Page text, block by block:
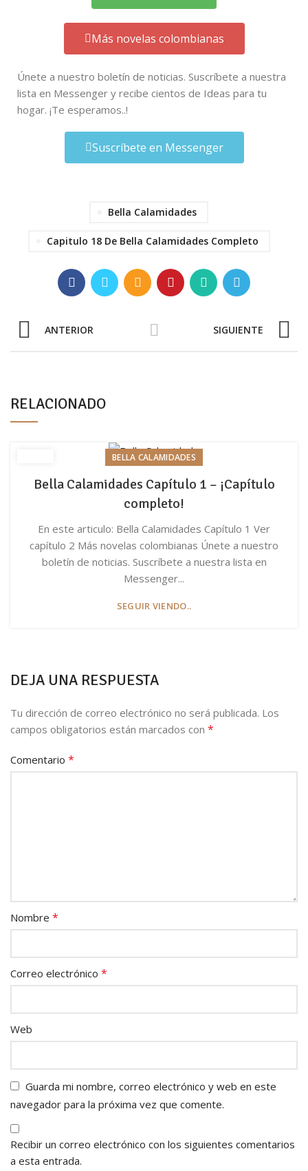
Más novelas colombianas
Únete a nuestro boletín de noticias. Suscríbete a nuestra
lista en Messenger y recibe cientos de Ideas para tu
hogar. ¡Te esperamos..!
Suscríbete en Messenger
Bella Calamidades
Capitulo 18 De Bella Calamidades Completo
ANTERIOR SIGUIENTE
RELACIONADO
BELLA CALAMIDADES
Bella Calamidades Capítulo 1 – ¡Capítulo
completo!
En este articulo: Bella Calamidades Capítulo 1 Ver
capítulo 2 Más novelas colombianas Únete a nuestro
boletín de noticias. Suscríbete a nuestra lista en
Messenger...
SEGUIR VIENDO..
DEJA UNA RESPUESTA
Tu dirección de correo electrónico no será publicada. Los
campos obligatorios están marcados con *
Comentario *
Nombre *
Correo electrónico *
Web
Guarda mi nombre, correo electrónico y web en este
navegador para la próxima vez que comente.
Recibir un correo electrónico con los siguientes comentarios
a esta entrada.